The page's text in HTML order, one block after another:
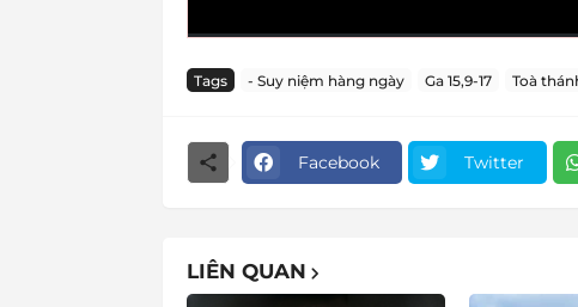
Tags - Suy niệm hàng ngày Ga 15,9-17 Toà
Facebook Twitter
LIÊN QUAN